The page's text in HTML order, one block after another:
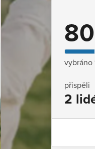
vybráno
přispěli
2